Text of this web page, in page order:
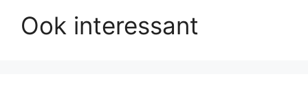
Ook interessant